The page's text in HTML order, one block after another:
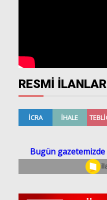
RESMİ İLANLAR